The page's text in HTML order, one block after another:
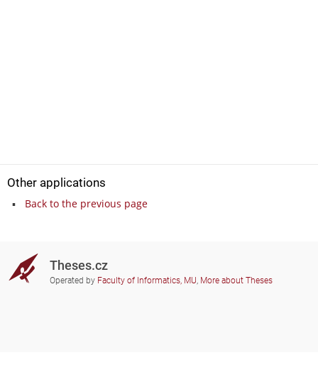
Other applications
Back to the previous page
Theses.cz
Operated by Faculty of Informatics, MU, More about Theses